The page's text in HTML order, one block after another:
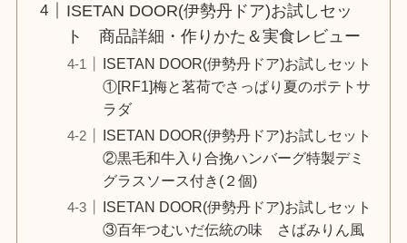
ISETAN DOOR(伊勢丹ドア)お試しセッ
ト 商品詳細・作りかた＆実食レビュー
ISETAN DOOR(伊勢丹ドア)お試しセット
①[RF1]梅と茗荷でさっぱり夏のポテトサ
ラダ
ISETAN DOOR(伊勢丹ドア)お試しセット
②黒毛和牛入り合挽ハンバーグ特製デミ
グラスソース付き(２個)
ISETAN DOOR(伊勢丹ドア)お試しセット
③百年つむいだ伝統の味 さばみりん風